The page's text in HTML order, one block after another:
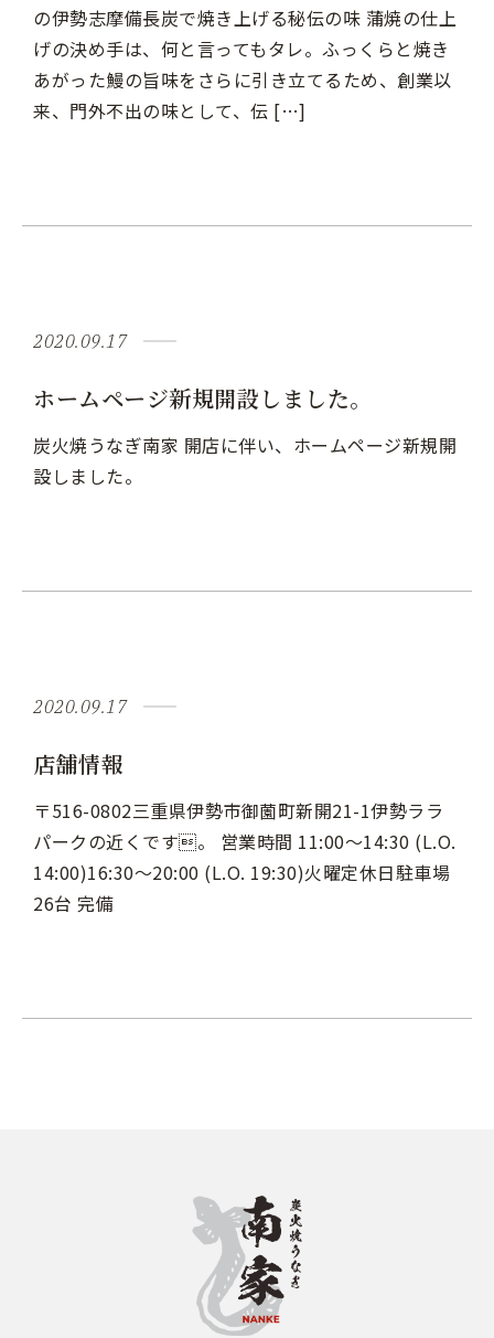
の伊勢志摩備長炭で焼き上げる秘伝の味 蒲焼の仕上
げの決め手は、何と言ってもタレ。ふっくらと焼き
あがった鰻の旨味をさらに引き立てるため、創業以
来、門外不出の味として、伝 […]
2020.09.17
ホームページ新規開設しました。
炭火焼うなぎ南家 開店に伴い、ホームページ新規開
設しました。
2020.09.17
店舗情報
〒516-0802三重県伊勢市御薗町新開21-1伊勢ララ
パークの近くです。 営業時間 11:00～14:30 (L.O.
14:00)16:30～20:00 (L.O. 19:30)火曜定休日駐車場
26台 完備